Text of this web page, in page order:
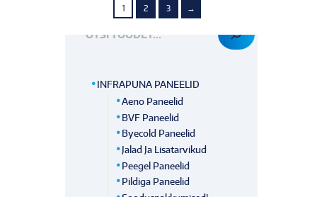
tootelehel.
1 2 3 →
OTSI TOODET
INFRAPUNA PANEELID
Aeno Paneelid
BVF Paneelid
Byecold Paneelid
Jalad Ja Lisatarvikud
Peegel Paneelid
Pildiga Paneelid